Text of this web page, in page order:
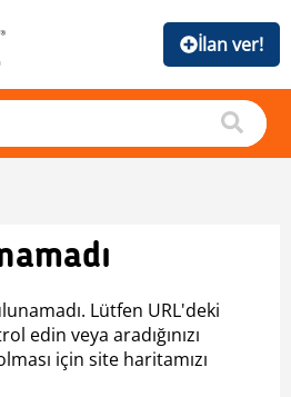
İlan ver!
Lütfen URL'deki
edin veya aradığınızı
için site haritamızı